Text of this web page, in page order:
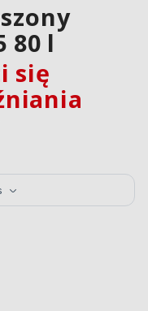
80 l
się
rozkładu
strukturę gleby
Podłoże
w domowych
ozdobnych.